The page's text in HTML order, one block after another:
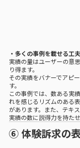
・多くの事例を載せる工夫
実績の量はユーザーの意
り得ます。
その実績をバナーでアピ
す。
この事例では、数ある実
れを感じるリズムのある
があります。また、テキ
実績の数に説得力を持たせ
⑥ 体験訴求の